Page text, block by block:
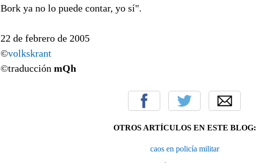
Bork ya no lo puede contar, yo sí".
22 de febrero de 2005
©volkskrant
©traducción mQh
OTROS ARTÍCULOS EN ESTE BLOG:
caos en policía militar